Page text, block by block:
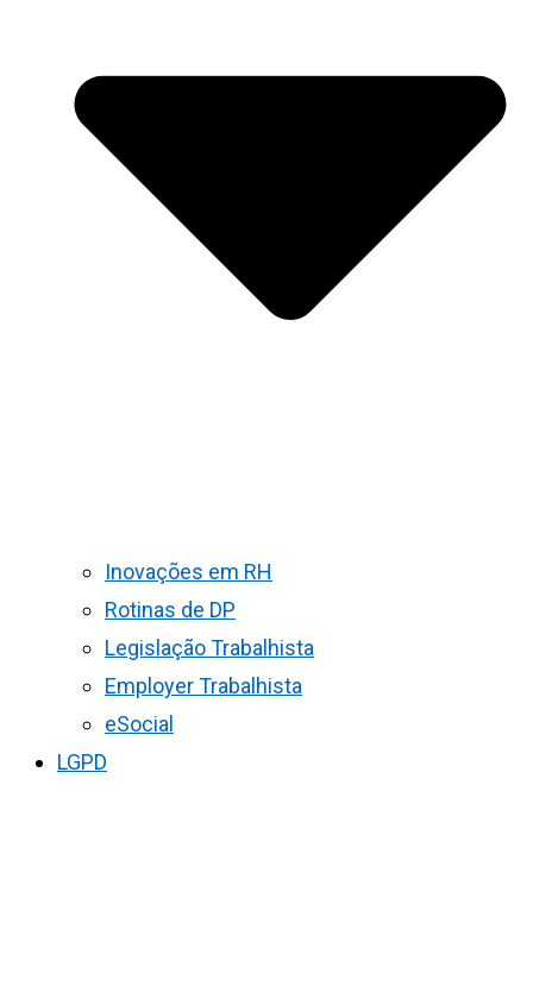
Inovações em RH
Rotinas de DP
Legislação Trabalhista
Employer Trabalhista
eSocial
LGPD